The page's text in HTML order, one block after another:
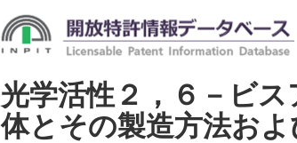
光学活性２，６－ビ
体とその製造方法およ